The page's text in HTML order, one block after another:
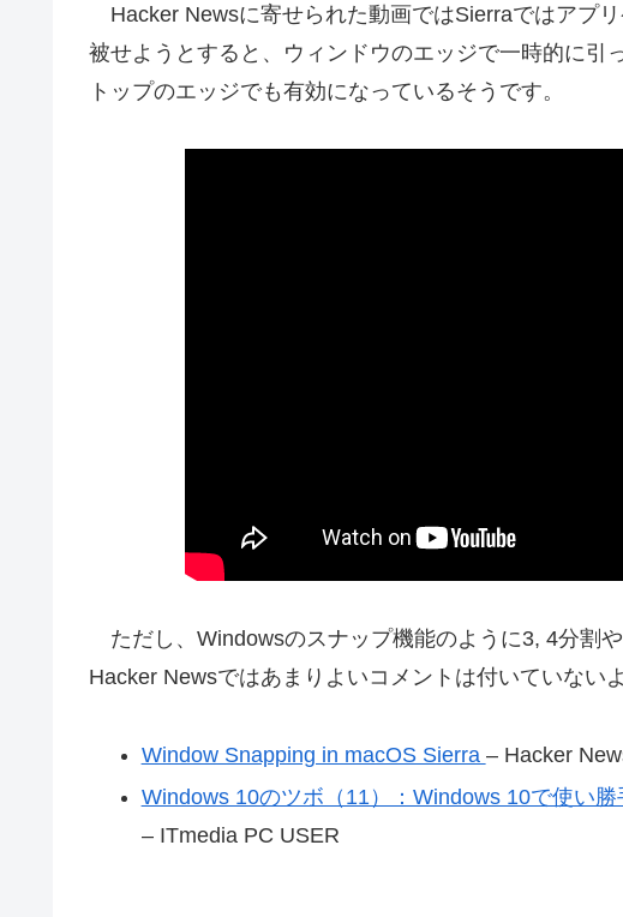
Hacker Newsに寄せられた動画ではSierraではアプ
被せようとすると、ウィンドウのエッジで一時的に引
トップのエッジでも有効になっているそうです。
ただし、Windowsのスナップ機能のように3, 4分割
Hacker Newsではあまりよいコメントは付いていない
Window Snapping in macOS Sierra – Hacker
Windows 10のツボ（11）：Windows 10で使い
– ITmedia PC USER